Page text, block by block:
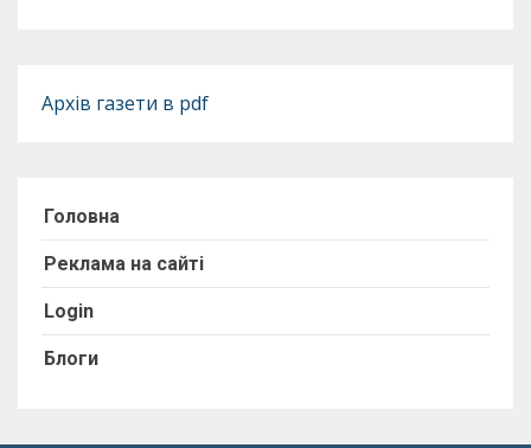
Архів газети в pdf
Головна
Реклама на сайті
Login
Блоги